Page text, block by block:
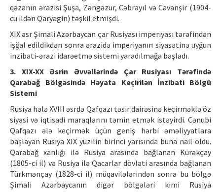
qəzanın ərazisi Şuşa, Zəngəzur, Cəbrayıl və Cavanşir (1904-
cü ildən Qaryagin) təşkil etmişdi.
XIX əsr Şimali Azərbaycan çar Rusiyası imperiyası tərəfindən
işğal edildikdən sonra ərazidə imperiyanın siyasətinə uyğun
inzibati-ərazi idarəetmə sistemi yaradılmağa başladı.
3. XIX-XX Əsrin Əvvəllərində Çar Rusiyası Tərəfində
Qarabağ Bölgəsində Həyata Keçirilən İnzibati Bölgü
Sistemi
Rusiya hələ XVIII əsrdə Qafqazı təsir dairəsinə keçirməklə öz
siyasi və iqtisadi maraqlarını təmin etmək istəyirdi. Cənubi
Qafqazı ələ keçirmək üçün geniş hərbi əməliyyatlara
başlayan Rusiya XIX yüzilin birinci yarısında buna nail oldu.
Qarabağ xanlığı ilə Rusiya arasında bağlanan Kürəkçay
(1805-ci il) və Rusiya ilə Qacarlar dövləti arasında bağlanan
Türkmənçay (1828-ci il) müqavilələrindən sonra bu bölgə
Şimali Azərbaycanın digər bölgələri kimi Rusiya